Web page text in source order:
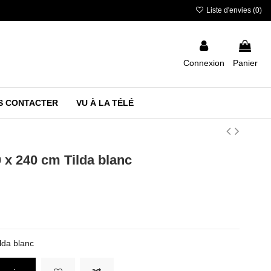
Liste d'envies (0)
Connexion Panier
CONTACTER VU À LA TÉLÉ
240 cm Tilda blanc
blanc